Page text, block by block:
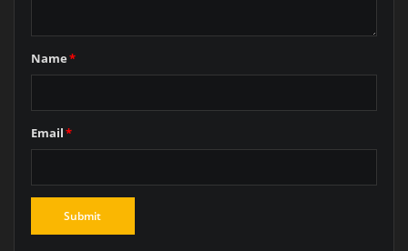
Name*
Email*